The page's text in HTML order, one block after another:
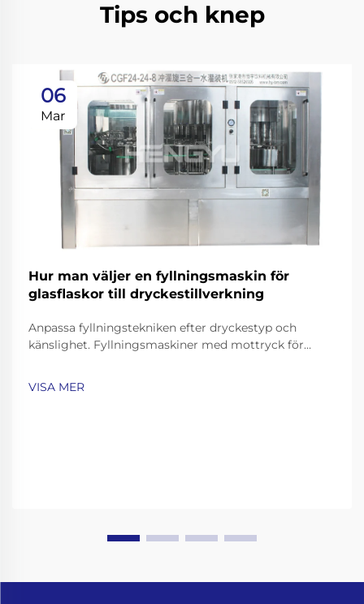
Tips och knep
06
Mar
Hur man väljer en fyllningsmaskin för
glasflaskor till dryckestillverkning
Anpassa fyllningstekniken efter dryckestyp och
känslighet. Fyllningsmaskiner med mottryck för
fyllningstekniker för att bevara deras mousserande
VISA MER